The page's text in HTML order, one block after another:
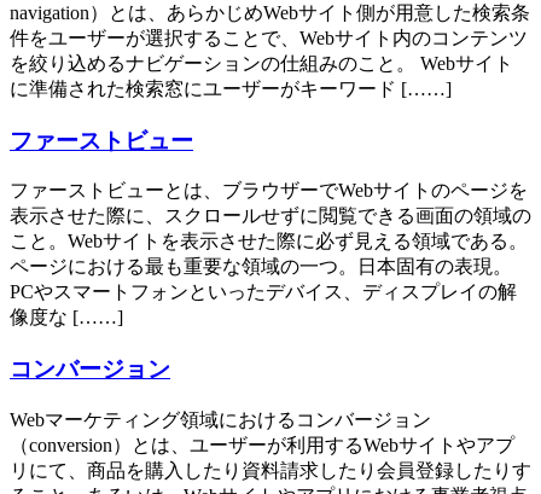
navigation）とは、あらかじめWebサイト側が用意した検索条
件をユーザーが選択することで、Webサイト内のコンテンツ
を絞り込めるナビゲーションの仕組みのこと。 Webサイト
に準備された検索窓にユーザーがキーワード [……]
ファーストビュー
ファーストビューとは、ブラウザーでWebサイトのページを
表示させた際に、スクロールせずに閲覧できる画面の領域の
こと。Webサイトを表示させた際に必ず見える領域である。
ページにおける最も重要な領域の一つ。日本固有の表現。
PCやスマートフォンといったデバイス、ディスプレイの解
像度な [……]
コンバージョン
Webマーケティング領域におけるコンバージョン
（conversion）とは、ユーザーが利用するWebサイトやアプ
リにて、商品を購入したり資料請求したり会員登録したりす